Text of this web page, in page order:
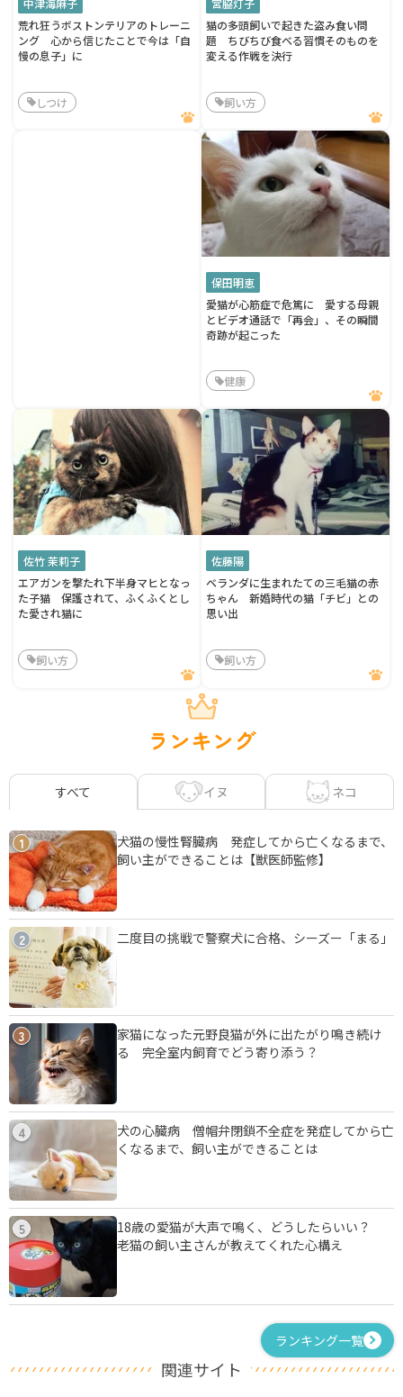
中津海麻子
荒れ狂うボストンテリアのトレーニ
ング 心から信じたことで今は「自
慢の息子」に
しつけ
宮脇灯子
猫の多頭飼いで起きた盗み食い問
題 ちびちび食べる習慣そのものを
変える作戦を決行
飼い方
保田明恵
愛猫が心筋症で危篤に 愛する母親
とビデオ通話で「再会」、その瞬間
奇跡が起こった
健康
佐竹 茉莉子
エアガンを撃たれ下半身マヒとなっ
た子猫 保護されて、ふくふくとし
た愛され猫に
飼い方
佐藤陽
ベランダに生まれたての三毛猫の赤
ちゃん 新婚時代の猫「チビ」との
思い出
飼い方
ランキング
すべて イヌ ネコ
1
犬猫の慢性腎臓病 発症してから亡くなるまで、
飼い主ができることは【獣医師監修】
2 二度目の挑戦で警察犬に合格、シーズー「まる」
3
家猫になった元野良猫が外に出たがり鳴き続け
る 完全室内飼育でどう寄り添う？
4
犬の心臓病 僧帽弁閉鎖不全症を発症してから亡
くなるまで、飼い主ができることは
5
18歳の愛猫が大声で鳴く、どうしたらいい？
老猫の飼い主さんが教えてくれた心構え
ランキング一覧
関連サイト